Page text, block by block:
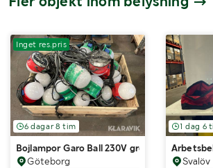
Inget res.pris
6 dagar 8 tim
Bojlampor Garo Ball 230V gröna & röda ca 18
Göteborg
1 dag 6
Svalöv